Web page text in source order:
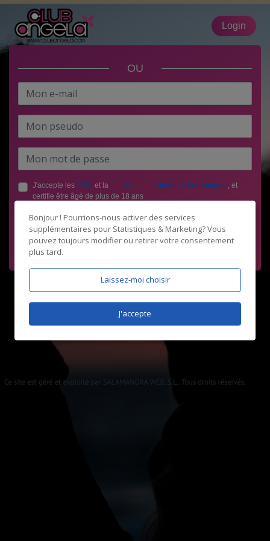
Login
OU
J'accepte les CGU et la politique de protection des données, et
certifie être âgé de plus de 18 ans
Bonjour ! Pourrions-nous activer des services
supplémentaires pour Statistiques & Marketing? Vous
pouvez toujours modifier ou retirer votre consentement
plus tard.
Laissez-moi choisir
J'accepte